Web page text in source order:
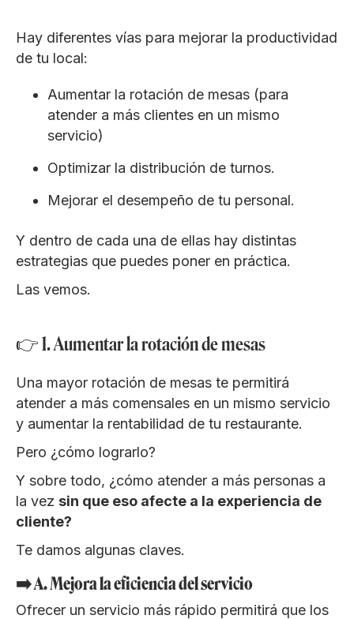
Hay diferentes vías para mejorar la productividad
de tu local:
Aumentar la rotación de mesas (para
atender a más clientes en un mismo
servicio)
Optimizar la distribución de turnos.
Mejorar el desempeño de tu personal.
Y dentro de cada una de ellas hay distintas
estrategias que puedes poner en práctica.
Las vemos.
👉 1. Aumentar la rotación de mesas
Una mayor rotación de mesas te permitirá
atender a más comensales en un mismo servicio
y aumentar la rentabilidad de tu restaurante.
Pero ¿cómo lograrlo?
Y sobre todo, ¿cómo atender a más personas a
la vez sin que eso afecte a la experiencia de
cliente?
Te damos algunas claves.
➡️ A. Mejora la eficiencia del servicio
Ofrecer un servicio más rápido permitirá que los